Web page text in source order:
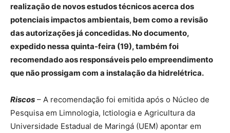
realização de novos estudos técnicos acerca dos
potenciais impactos ambientais, bem como a revisão
das autorizações já concedidas. No documento,
expedido nessa quinta-feira (19), também foi
recomendado aos responsáveis pelo empreendimento
que não prossigam com a instalação da hidrelétrica.
Riscos – A recomendação foi emitida após o Núcleo de
Pesquisa em Limnologia, Ictiologia e Agricultura da
Universidade Estadual de Maringá (UEM) apontar em